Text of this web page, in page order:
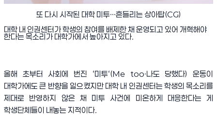
또 다시 시작된 대학 미투…흔들리는 상아탑(CG)
대학 내 인권센터가 학생의 참여를 배제한 채 운영되고 있어 개혁해야
한다는 목소리가 대학가에서 높아지고 있다.
올해 초부터 사회에 번진 ‘미투‘(Me too·나도 당했다)운동이
대학가에도 큰 반향을 일으켰지만 대학 내 인권센터는 학생의 목소리를
제대로 반영하지 않은 채 미투 사건에 미온하게 대응한다는 게
학생단체들이 내놓는 지적이다.